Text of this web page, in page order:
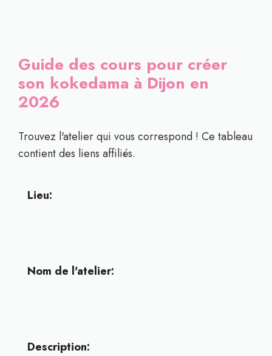
Guide des cours pour créer
son kokedama à Dijon en
2026
Trouvez l'atelier qui vous correspond ! Ce tableau
contient des liens affiliés.
Lieu:
Nom de l'atelier:
Description: